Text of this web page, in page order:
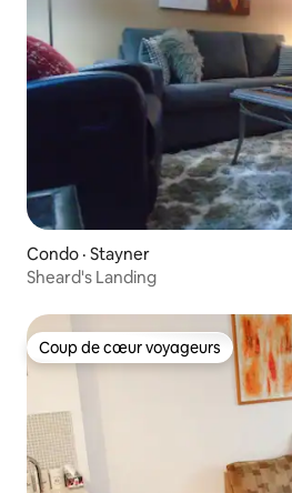
Condo · Stayner
Sheard's Landing
Coup de cœur voyageurs
Coup de cœur voyageurs